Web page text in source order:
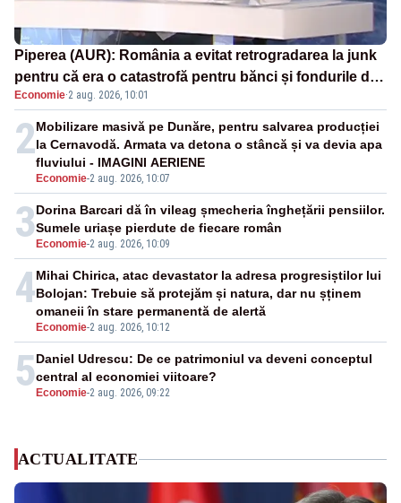
Piperea (AUR): România a evitat retrogradarea la junk
pentru că era o catastrofă pentru bănci și fondurile de
pensii
Economie·2 aug. 2026, 10:01
2
Economie-2 aug. 2026, 10:07
Mobilizare masivă pe Dunăre, pentru salvarea producției
la Cernavodă. Armata va detona o stâncă și va devia apa
fluviului - IMAGINI AERIENE
3 Economie-2 aug. 2026, 10:09
Dorina Barcari dă în vileag șmecheria înghețării pensiilor.
Sumele uriașe pierdute de fiecare român
4
Economie-2 aug. 2026, 10:12
Mihai Chirica, atac devastator la adresa progresiștilor lui
Bolojan: Trebuie să protejăm și natura, dar nu șținem
omaneii în stare permanentă de alertă
5 Economie-2 aug. 2026, 09:22
Daniel Udrescu: De ce patrimoniul va deveni conceptul
central al economiei viitoare?
ACTUALITATE